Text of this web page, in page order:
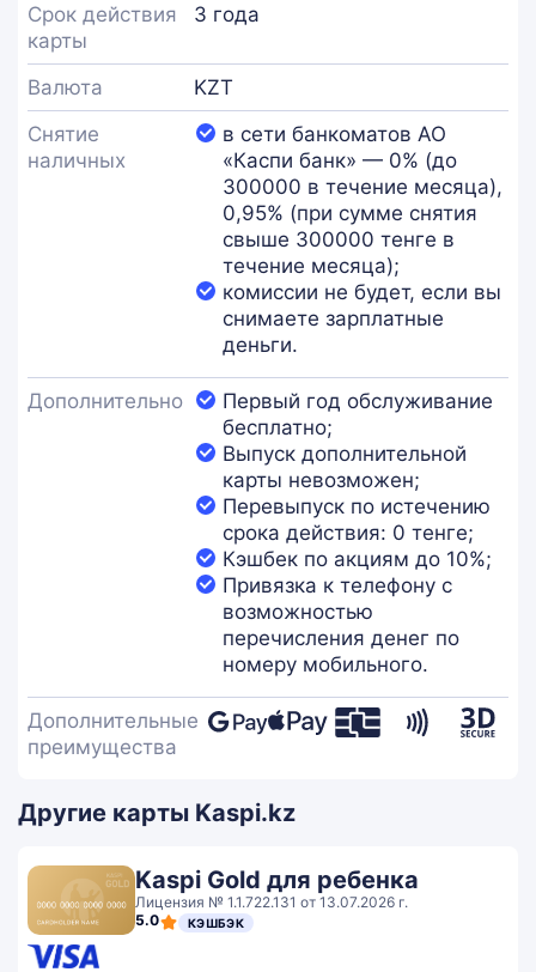
Срок действия
карты
3 года
Валюта
KZT
Снятие
наличных
в сети банкоматов АО
«Каспи банк» — 0% (до
300000 в течение месяца),
0,95% (при сумме снятия
свыше 300000 тенге в
течение месяца);
комиссии не будет, если вы
снимаете зарплатные
деньги.
Дополнительно
Первый год обслуживание
бесплатно;
Выпуск дополнительной
карты невозможен;
Перевыпуск по истечению
срока действия: 0 тенге;
Кэшбек по акциям до 10%;
Привязка к телефону с
возможностью
перечисления денег по
номеру мобильного.
Дополнительные
преимущества
Другие карты Kaspi.kz
Kaspi Gold для ребенка
Лицензия № 1.1.722.131 от 13.07.2026 г.
5.0
КЭШБЭК